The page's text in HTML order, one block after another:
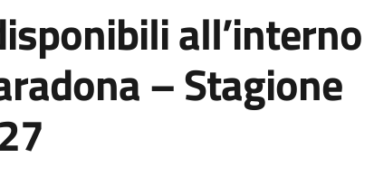
all’interno
– Stagione